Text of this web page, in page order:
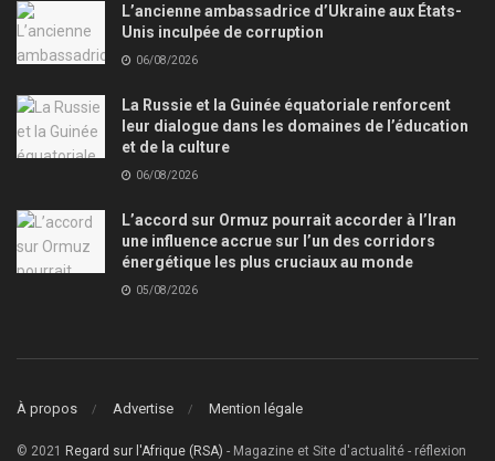
L’ancienne ambassadrice d’Ukraine aux États-
Unis inculpée de corruption
06/08/2026
La Russie et la Guinée équatoriale renforcent
leur dialogue dans les domaines de l’éducation
et de la culture
06/08/2026
L’accord sur Ormuz pourrait accorder à l’Iran
une influence accrue sur l’un des corridors
énergétique les plus cruciaux au monde
05/08/2026
À propos Advertise Mention légale
© 2021 Regard sur l'Afrique (RSA) - Magazine et Site d'actualité - réflexion